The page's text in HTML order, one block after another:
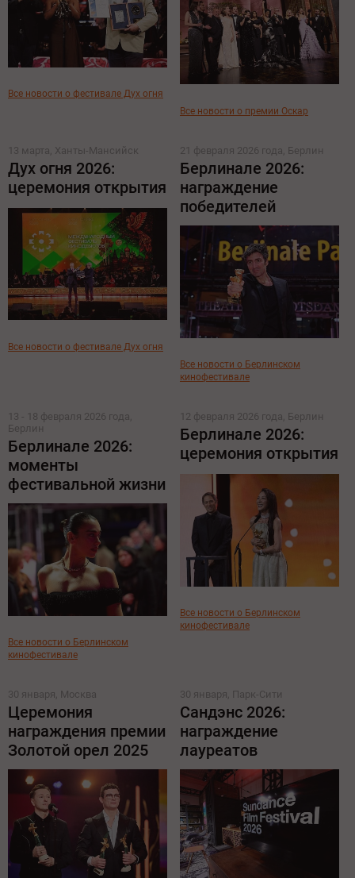
Все новости о фестивале Дух огня
Все новости о премии Оскар
13 марта, Ханты-Мансийск
Дух огня 2026:
церемония открытия
Все новости о фестивале Дух огня
21 февраля 2026 года, Берлин
Берлинале 2026:
награждение
победителей
Все новости о Берлинском
кинофестивале
13 - 18 февраля 2026 года,
Берлин
Берлинале 2026:
моменты
фестивальной жизни
Все новости о Берлинском
кинофестивале
12 февраля 2026 года, Берлин
Берлинале 2026:
церемония открытия
Все новости о Берлинском
кинофестивале
30 января, Москва
Церемония
награждения премии
Золотой орел 2025
30 января, Парк-Сити
Сандэнс 2026:
награждение
лауреатов